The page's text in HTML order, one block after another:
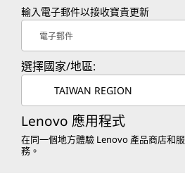
輸入電子郵件以接收寶貴更新
電子郵件
選擇國家/地區:
TAIWAN REGION
Lenovo 應用程式
在同一個地方體驗 Lenovo 產品商店和服
務。